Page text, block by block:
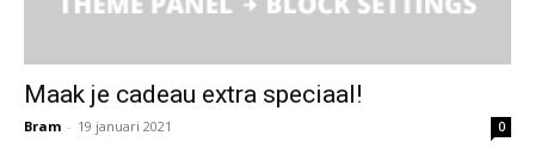
Maak je cadeau extra speciaal!
Bram - 19 januari 2021 0